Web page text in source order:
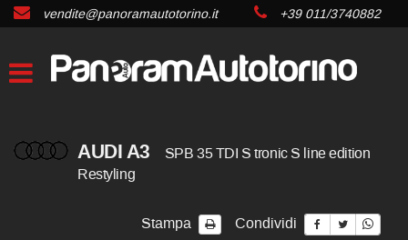
vendite@panoramautotorino.it +39 011/3740882
AUDI A3
SPB 35 TDI S tronic S line edition
Restyling
Stampa Condividi